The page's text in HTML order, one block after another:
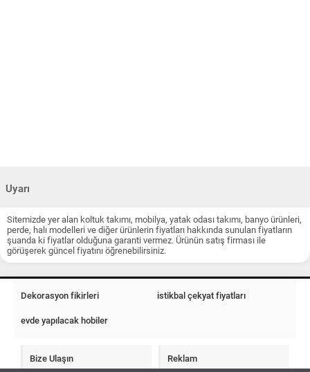
Uyarı
Sitemizde yer alan koltuk takımı, mobilya, yatak odası takımı, banyo ürünleri,
perde, halı modelleri ve diğer ürünlerin fiyatları hakkında sunulan fiyatların
şuanda ki fiyatlar olduğuna garanti vermez. Ürünün satış firması ile
görüşerek güncel fiyatını öğrenebilirsiniz.
Dekorasyon fikirleri istikbal çekyat fiyatları
evde yapılacak hobiler
Bize Ulaşın Reklam